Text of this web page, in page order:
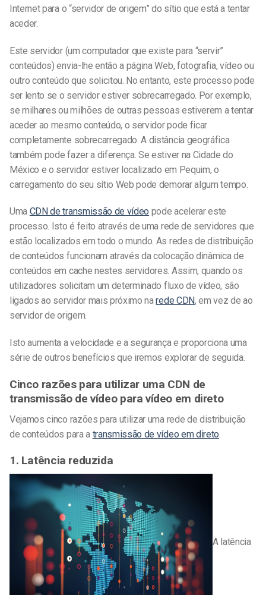
Internet para o “servidor de origem” do sítio que está a tentar
aceder.
Este servidor (um computador que existe para “servir”
conteúdos) envia-lhe então a página Web, fotografia, vídeo ou
outro conteúdo que solicitou. No entanto, este processo pode
ser lento se o servidor estiver sobrecarregado. Por exemplo,
se milhares ou milhões de outras pessoas estiverem a tentar
aceder ao mesmo conteúdo, o servidor pode ficar
completamente sobrecarregado. A distância geográfica
também pode fazer a diferença. Se estiver na Cidade do
México e o servidor estiver localizado em Pequim, o
carregamento do seu sítio Web pode demorar algum tempo.
Uma CDN de transmissão de vídeo pode acelerar este
processo. Isto é feito através de uma rede de servidores que
estão localizados em todo o mundo. As redes de distribuição
de conteúdos funcionam através da colocação dinâmica de
conteúdos em cache nestes servidores. Assim, quando os
utilizadores solicitam um determinado fluxo de vídeo, são
ligados ao servidor mais próximo narede CDN, em vez de ao
servidor de origem.
Isto aumenta a velocidade e a segurança e proporciona uma
série de outros benefícios que iremos explorar de seguida.
Cinco razões para utilizar uma CDN de
transmissão de vídeo para vídeo em direto
Vejamos cinco razões para utilizar uma rede de distribuição
de conteúdos para a transmissão de vídeo em direto
1. Latência reduzida
A latência